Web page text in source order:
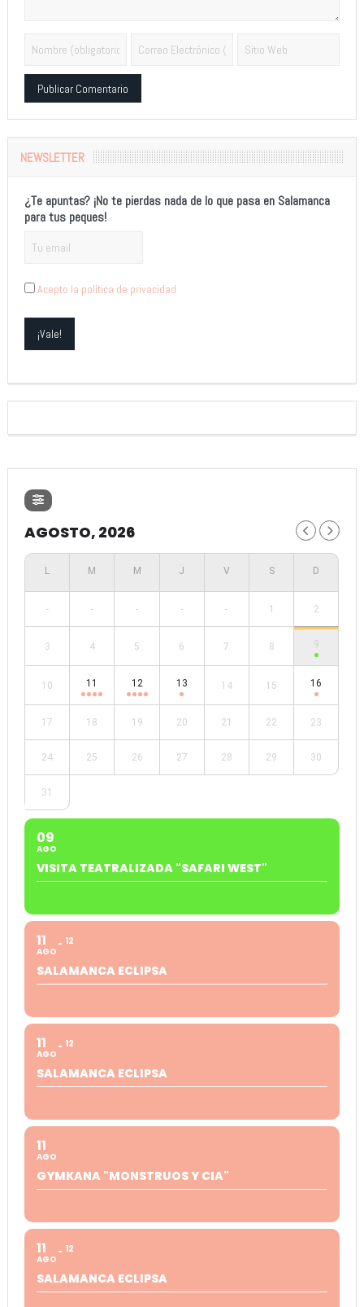
NEWSLETTER
¿Te apuntas? ¡No te pierdas nada de lo que pasa en Salamanca
para tus peques!
Acepto la política de privacidad
AGOSTO, 2026
- - - - - 1 2
3 4 5 6 7 8 9
10 11 12 13 14 15 16
17 18 19 20 21 22 23
24 25 26 27 28 29 30
31
09
AGO
VISITA TEATRALIZADA "SAFARI WEST"
11
AGO
12
SALAMANCA ECLIPSA
11
AGO
12
SALAMANCA ECLIPSA
11
AGO
GYMKANA "MONSTRUOS Y CIA"
11
AGO
12
SALAMANCA ECLIPSA